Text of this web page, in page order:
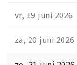
vr, 19 juni 2026
za, 20 juni 2026